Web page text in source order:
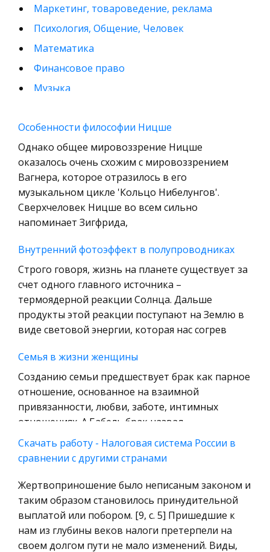
Маркетинг, товароведение, реклама
Психология, Общение, Человек
Математика
Финансовое право
Музыка
кредитные отношения
Конституционное (государственное) право
зарубежных стран
Муниципальное право России
Радиоэлектроника
Право
История отечественного государства и
права
Технология
Уголовное право
Охрана природы, Экология,
Социология
Страховое право
Военное дело
Экономика и Финансы
Химия
Металлургия
Микроэкономика, экономика предприятия,
предпринимательство
Особенности философии Ницше
Однако общее мировоззрение Ницше
оказалось очень схожим с мировоззрением
Вагнера, которое отразилось в его
музыкальном цикле 'Кольцо Нибелунгов'.
Сверхчеловек Ницше во всем сильно
напоминает Зигфрида,
Внутренний фотоэффект в полупроводниках
Строго говоря, жизнь на планете существует за
счет одного главного источника –
термоядерной реакции Солнца. Дальше
продукты этой реакции поступают на Землю в
виде световой энергии, которая нас согрев
Семья в жизни женщины
Созданию семьи предшествует брак как парное
отношение, основанное на взаимной
привязанности, любви, заботе, интимных
отношениях. А.Бабель брак назвал
учреждением, связанным с существующими
социальными
Пропись цифр. Методика прописи цифр
Головку начинаем писать немного ниже
середины верхней стороны клетки, ведем ее
вверх, закругляя и касаясь верхней и правой
стороны клетки. Затем пишем наклонную
Скачать работу - Налоговая система России в
сравнении с другими странами
Жертвоприношение было неписаным законом и
таким образом становилось принудительной
выплатой или побором. [9, с. 5] Пришедшие к
нам из глубины веков налоги претерпели на
своем долгом пути не мало изменений. Виды,